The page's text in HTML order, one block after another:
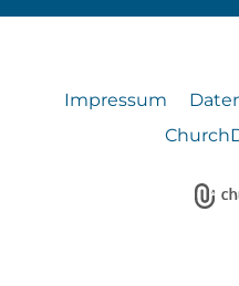
Impressum